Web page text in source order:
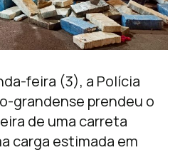
feira (3), a Polícia
grandense prendeu o
de uma carreta
carga estimada em